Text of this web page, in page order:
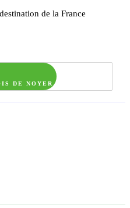
de la France
DE NOYER